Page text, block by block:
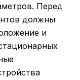
Перед
должны
и